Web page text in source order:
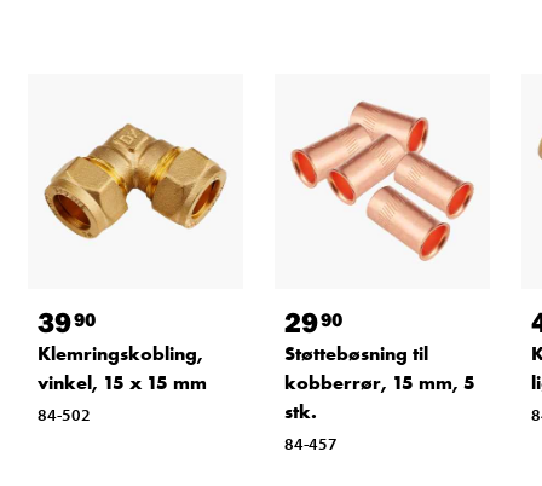
3990
Klemringskobling,
vinkel, 15 x 15 mm
84-502
2990
Støttebøsning til
kobberrør, 15 mm, 5
stk.
84-457